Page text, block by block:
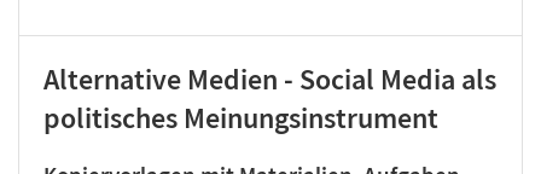
Alternative Medien - Social Media als
politisches Meinungsinstrument